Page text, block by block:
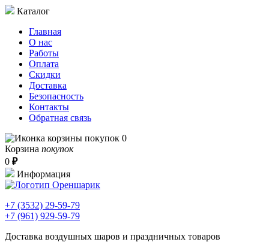
Каталог
Главная
О нас
Работы
Оплата
Скидки
Доставка
Безопасность
Контакты
Обратная связь
0
Корзина покупок
0 ₽
Информация
+7 (3532) 29-59-79
+7 (961) 929-59-79
Доставка воздушных шаров и праздничных товаров